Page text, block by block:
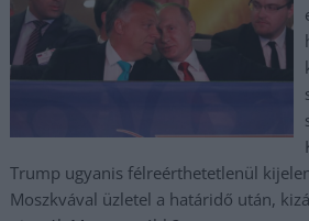
Trump ugyanis félreérthetetlenül
Moszkvával üzletel a határidő után,